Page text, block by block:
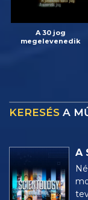
A 30 jog
megelevenedik
KERESÉS A
A